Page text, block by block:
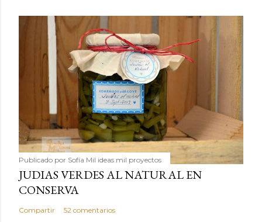
Publicado por Sofía Mil ideas mil proyectos
JUDIAS VERDES AL NATURAL EN
CONSERVA
Compartir 52 comentarios